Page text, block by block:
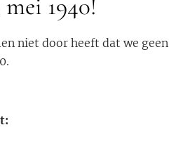
1940!
niet door heeft dat we geen